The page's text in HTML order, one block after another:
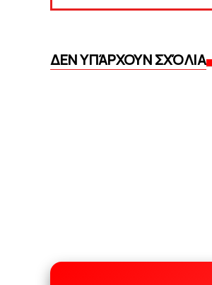
ΔΕΝ ΥΠΆΡΧΟΥΝ ΣΧΌΛΙΑ